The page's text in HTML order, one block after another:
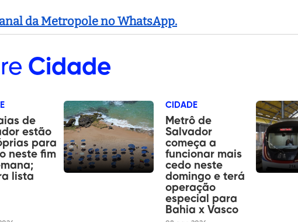
da Metropole no WhatsApp.
Cidade
de
estão
para
neste fim
lista
CIDADE
Metrô de
Salvador
começa a
funcionar mais
cedo neste
domingo e terá
operação
especial para
Bahia x Vasco